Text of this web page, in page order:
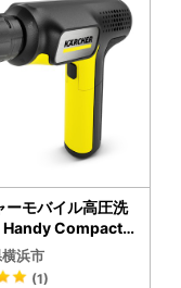
間程度で、返礼品
ただいた分の書類
詳細ページの「配
月は申込集中によ
合がございます。
定がある場合は、
めにお問い合わせ
ーモバイル高圧洗
Handy Compact
ィエア） APV000
浜市
(1)